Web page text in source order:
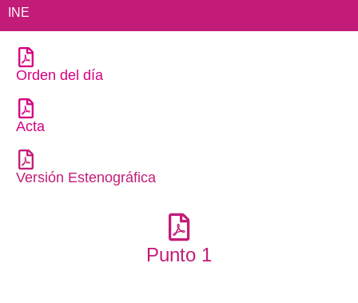
INE
Orden del día
Acta
Versión Estenográfica
Punto 1